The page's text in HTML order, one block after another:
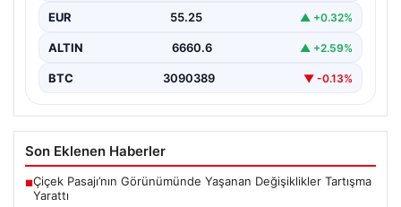
birçok…
EUR 55.25 ▲ +0.32%
ALTIN 6660.6 ▲ +2.59%
BTC 3090389 ▼ -0.13%
Son Eklenen Haberler
■Çiçek Pasajı’nın Görünümünde Yaşanan Değişiklikler Tartışma
Yarattı